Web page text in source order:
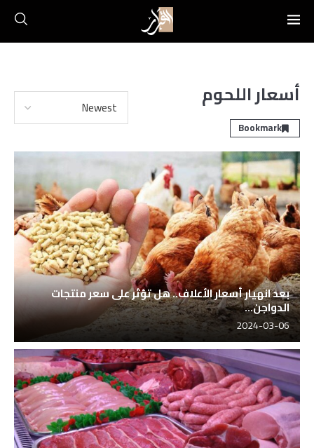
أسعار اللحوم
Bookmark
بعد انهيار أسعار الأعلاف.. هل تؤثر على سعر منتجات
الدواجن...
2024-03-06